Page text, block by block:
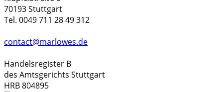
70193 Stuttgart
Tel. 0049 711 28 49 312
contact@marlowes.de
Handelsregister B
des Amtsgerichts Stuttgart
HRB 804895